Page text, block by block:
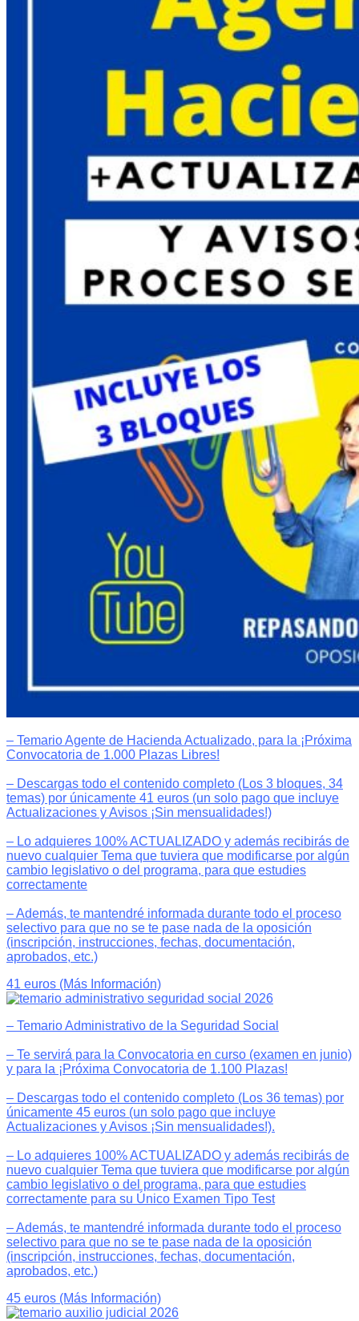
– Temario Agente de Hacienda Actualizado, para la ¡Próxima
Convocatoria de 1.000 Plazas Libres!
– Descargas todo el contenido completo (Los 3 bloques, 34
temas) por únicamente 41 euros (un solo pago que incluye
Actualizaciones y Avisos ¡Sin mensualidades!)
– Lo adquieres 100% ACTUALIZADO y además recibirás de
nuevo cualquier Tema que tuviera que modificarse por algún
cambio legislativo o del programa, para que estudies
correctamente
– Además, te mantendré informada durante todo el proceso
selectivo para que no se te pase nada de la oposición
(inscripción, instrucciones, fechas, documentación,
aprobados, etc.)
41 euros (Más Información)
– Temario Administrativo de la Seguridad Social
– Te servirá para la Convocatoria en curso (examen en junio)
y para la ¡Próxima Convocatoria de 1.100 Plazas!
– Descargas todo el contenido completo (Los 36 temas) por
únicamente 45 euros (un solo pago que incluye
Actualizaciones y Avisos ¡Sin mensualidades!).
– Lo adquieres 100% ACTUALIZADO y además recibirás de
nuevo cualquier Tema que tuviera que modificarse por algún
cambio legislativo o del programa, para que estudies
correctamente para su Único Examen Tipo Test
– Además, te mantendré informada durante todo el proceso
selectivo para que no se te pase nada de la oposición
(inscripción, instrucciones, fechas, documentación,
aprobados, etc.)
45 euros (Más Información)